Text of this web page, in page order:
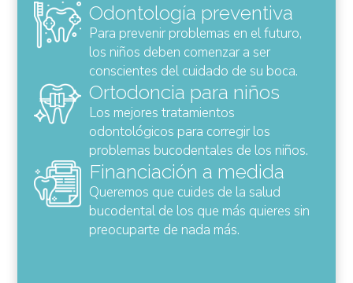
Odontología preventiva
Para prevenir problemas en el futuro,
los niños deben comenzar a ser
conscientes del cuidado de su boca.
Ortodoncia para niños
Los mejores tratamientos
odontológicos para corregir los
problemas bucodentales de los niños.
Financiación a medida
Queremos que cuides de la salud
bucodental de los que más quieres sin
preocuparte de nada más.